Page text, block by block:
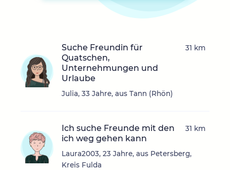
Suche Freundin für
Quatschen,
Unternehmungen und
Urlaube
Julia, 33 Jahre, aus Tann (Rhön)
31 km
Ich suche Freunde mit den
ich weg gehen kann
Laura2003, 23 Jahre, aus Petersberg,
Kreis Fulda
31 km